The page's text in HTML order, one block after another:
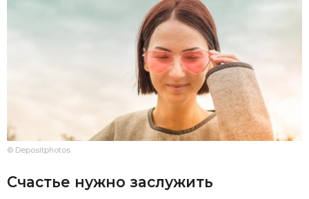
© Depositphotos
Счастье нужно заслужить